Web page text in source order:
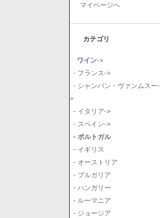
マイページへ
カテゴリ
ワイン->
- フランス->
- シャンパン・ヴァンムスー-
>
- イタリア->
- スペイン->
- ポルトガル
- イギリス
- オーストリア
- ブルガリア
- ハンガリー
- ルーマニア
- ジョージア